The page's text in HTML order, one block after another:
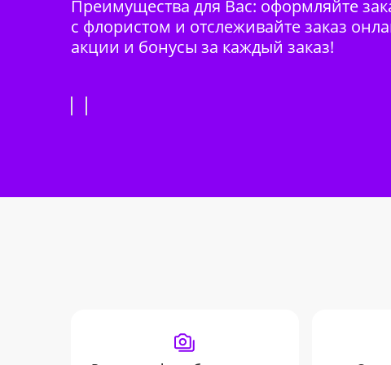
Преимущества для Вас: оформляйте
с флористом и отслеживайте заказ
акции и бонусы за каждый заказ!